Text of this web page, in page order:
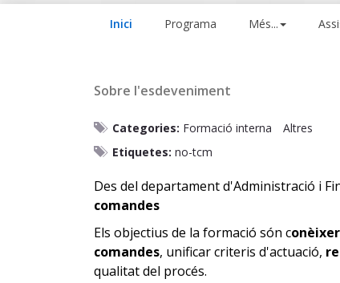
Inici Programa Més...
Sobre l'esdeveniment
Categories: Formació interna
Altres
Etiquetes: no-tcm
Des del departament d'Administració i
comandes
Els objectius de la formació són c
comandes, unificar criteris d'actuació,
qualitat del procés.